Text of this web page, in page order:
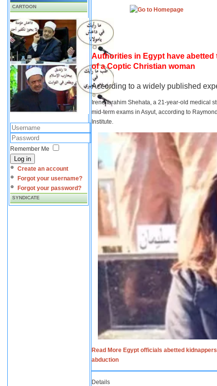
CARTOON
Remember Me
Log in
Create an account
Forgot your username?
Forgot your password?
SYNDICATE
Authorities in Egypt have
of a Coptic Christian woman
According to a widely published
Irene Ibrahim Shehata, a 21-year-old medical
mid-term exams in Asyut, according to
Institute.
Read More Egypt officials abetted
abduction
Details